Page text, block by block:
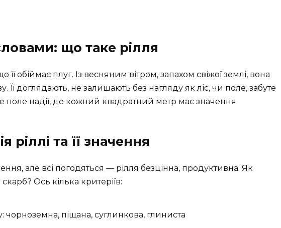
що таке рілля
її обіймає плуг. Із весняним вітром, запахом свіжої землі, вона
Її доглядають, не залишають без нагляду як ліс, чи поле, забуте
поле надії, де кожний квадратний метр має значення.
ріллі та її значення
але всі погодяться — рілля безцінна, продуктивна. Як
Ось кілька критеріїв:
чорноземна, піщана, суглинкова, глиниста